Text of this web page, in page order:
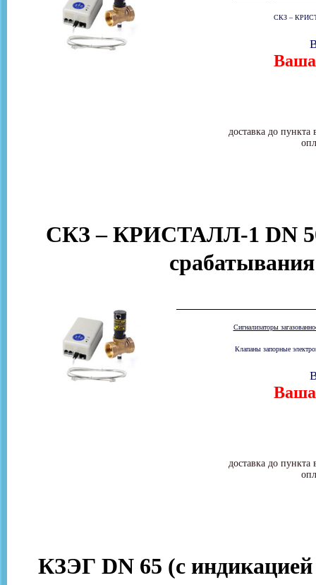
СКЗ –
Ваша
доставка до
СКЗ – КРИСТАЛЛ-1 DN
Сигнализаторы
Клапаны запорные
Ваша
доставка до
КЗЭГ DN 65 (с